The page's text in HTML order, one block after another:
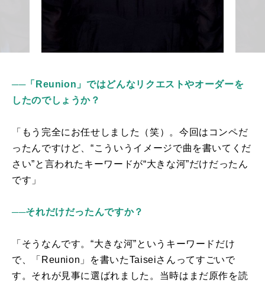
──「Reunion」ではどんなリクエストやオーダーを
したのでしょうか？
「もう完全にお任せしました（笑）。今回はコンペだ
ったんですけど、“こういうイメージで曲を書いてくだ
さい”と言われたキーワードが“大きな河”だけだったん
です」
──それだけだったんですか？
「そうなんです。“大きな河”というキーワードだけ
で、「 Reunion 」を書いたTaiseiさんってすごいで
す。それが見事に選ばれました。当時はまだ原作を読